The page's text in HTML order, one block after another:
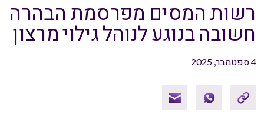
רשות המסים מפרסמת הבהרה
חשובה בנוגע לנוהל גילוי מרצון
4 ספטמבר, 2025